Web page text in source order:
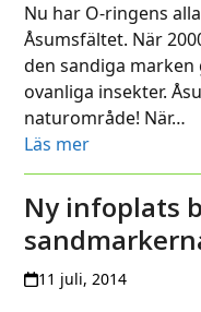
Nu har O-ringens
Åsumsfältet. När
den sandiga
ovanliga insekter.
naturområde! När…
Läs mer
Ny infoplats
11 juli, 2014